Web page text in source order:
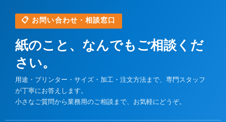
📋 お問い合わせ・相談窓口
紙のこと、なんでもご相談くだ
さい。
用途・プリンター・サイズ・加工・注文方法まで、専門スタッフ
が丁寧にお答えします。
小さなご質問から業務用のご相談まで、お気軽にどうぞ。